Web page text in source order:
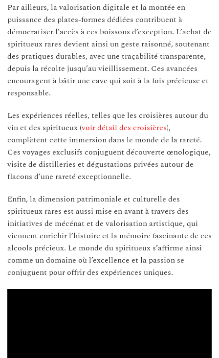
Par ailleurs, la valorisation digitale et la montée en
puissance des plates-formes dédiées contribuent à
démocratiser l’accès à ces boissons d’exception. L’achat de
spiritueux rares devient ainsi un geste raisonné, soutenant
des pratiques durables, avec une traçabilité transparente,
depuis la récolte jusqu’au vieillissement. Ces avancées
encouragent à bâtir une cave qui soit à la fois précieuse et
responsable.
Les expériences réelles, telles que les croisières autour du
vin et des spiritueux (voir détail des croisières),
complètent cette immersion dans le monde de la rareté.
Ces voyages exclusifs conjuguent découverte œnologique,
visite de distilleries et dégustations privées autour de
flacons d’une rareté exceptionnelle.
Enfin, la dimension patrimoniale et culturelle des
spiritueux rares est aussi mise en avant à travers des
initiatives de mécénat et de valorisation artistique, qui
viennent enrichir l’histoire et la mémoire fascinante de ces
alcools précieux. Le monde du spiritueux s’affirme ainsi
comme un domaine où l’excellence et la passion se
conjuguent pour offrir des expériences uniques.